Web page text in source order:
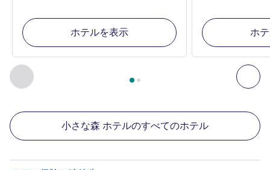
前に戻る - 周辺の他の施設 次
2ページ中 , 周辺の他の施設 1 :, 周辺の他の施設 2
ホテルを表示 ホ
小さな森 ホテルのすべてのホテル